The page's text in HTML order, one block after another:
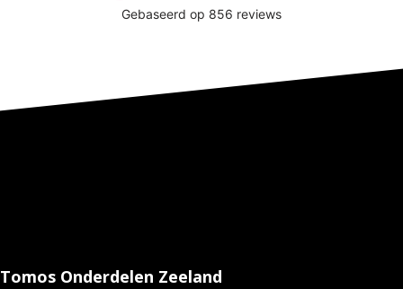
Tomos Onderdelen Zeeland